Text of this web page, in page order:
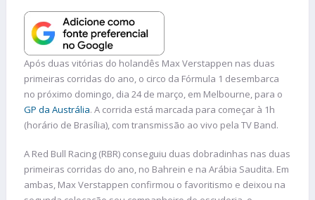
Após duas vitórias do holandês Max Verstappen nas duas
primeiras corridas do ano, o circo da Fórmula 1 desembarca
no próximo domingo, dia 24 de março, em Melbourne, para o
GP da Austrália. A corrida está marcada para começar à 1h
(horário de Brasília), com transmissão ao vivo pela TV Band.
A Red Bull Racing (RBR) conseguiu duas dobradinhas nas duas
primeiras corridas do ano, no Bahrein e na Arábia Saudita. Em
ambas, Max Verstappen confirmou o favoritismo e deixou na